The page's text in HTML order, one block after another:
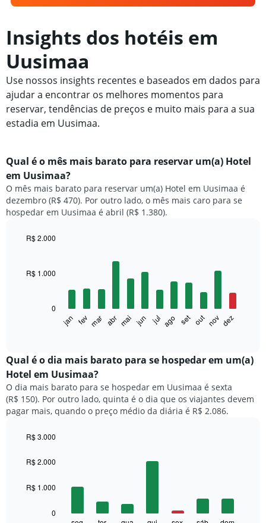
Insights dos hotéis em
Uusimaa
Use nossos insights recentes e baseados em dados para
ajudar a encontrar os melhores momentos para
reservar, tendências de preços e muito mais para a sua
estadia em Uusimaa.
Qual é o mês mais barato para reservar um(a) Hotel
em Uusimaa?
O mês mais barato para reservar um(a) Hotel em Uusimaa é
dezembro (R$ 470). Por outro lado, o mês mais caro para se
hospedar em Uusimaa é abril (R$ 1.380).
with
12
exibe
o
preço
médio
de
um
mês
gráfico
tem
jan fev mar abr mai jun jul ago set out nov dez
0
R$ 1.000
R$ 2.000
Qual é o dia mais barato para se hospedar em um(a)
Hotel em Uusimaa?
O dia mais barato para se hospedar em Uusimaa é sexta
(R$ 150). Por outro lado, quinta é o dia que os viajantes devem
pagar mais, quando o preço médio da diária é R$ 2.086.
chart
with
bars.
graphic.
0
R$ 1.000
R$ 2.000
R$ 3.000